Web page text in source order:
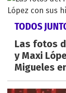
TODOS
Las fotos
y Maxi
Migueles